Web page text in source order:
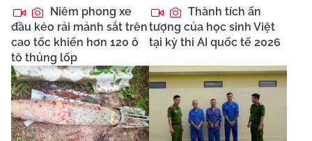
Niêm phong xe
đầu kéo rải mảnh sắt trên
cao tốc khiến hơn 120 ô
tô thủng lốp
Thành tích ấn
tượng của học sinh Việt
tại kỳ thi AI quốc tế 2026